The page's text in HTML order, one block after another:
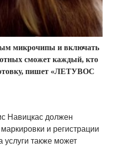
микрочипы и включать
сможет каждый, кто
пишет «ЛЕТУВОС
Навицкас должен
и регистрации
также может